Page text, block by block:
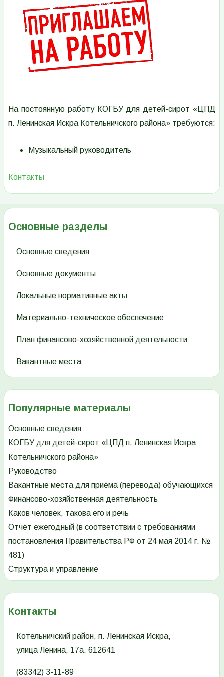
На постоянную работу КОГБУ для детей-сирот «ЦПД
п. Ленинская Искра Котельничского района» требуются:
Музыкальный руководитель
Контакты
Основные разделы
Основные сведения
Основные документы
Локальные нормативные акты
Материально-техническое обеспечение
План финансово-хозяйственной деятельности
Вакантные места
Популярные материалы
Основные сведения
КОГБУ для детей-сирот «ЦПД п. Ленинская Искра
Котельничского района»
Руководство
Вакантные места для приёма (перевода) обучающихся
Финансово-хозяйственная деятельность
Каков человек, такова его и речь
Отчёт ежегодный (в соответствии с требованиями
постановления Правительства РФ от 24 мая 2014 г. №
481)
Структура и управление
Контакты
Котельничский район, п. Ленинская Искра,
улица Ленина, 17а. 612641
(83342) 3-11-89